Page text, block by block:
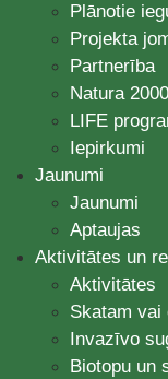
Plānotie
Projekta
Partnerība
Natura 2000
LIFE
Iepirkumi
Jaunumi
Jaunumi
Aptaujas
Aktivitātes un
Aktivitātes
Skatam vai
Invazīvo
Biotopu un